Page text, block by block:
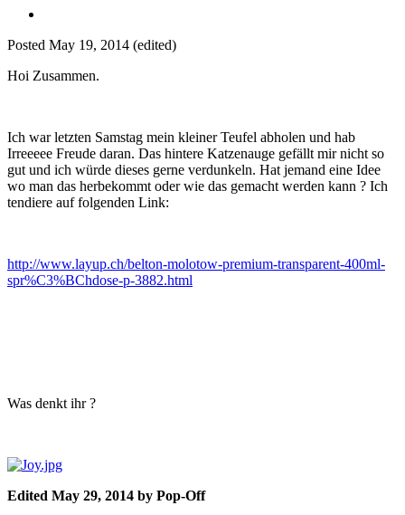
Posted May 19, 2014 (edited)
Hoi Zusammen.
Ich war letzten Samstag mein kleiner Teufel abholen und hab
Irreeeee Freude daran. Das hintere Katzenauge gefällt mir nicht so
gut und ich würde dieses gerne verdunkeln. Hat jemand eine Idee
wo man das herbekommt oder wie das gemacht werden kann ? Ich
tendiere auf folgenden Link:
http://www.layup.ch/belton-molotow-premium-transparent-400ml-
spr%C3%BChdose-p-3882.html
Was denkt ihr ?
Edited May 29, 2014 by Pop-Off